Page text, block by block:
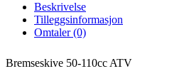
Beskrivelse
Tilleggsinformasjon
Omtaler (0)
Bremseskive 50-110cc ATV